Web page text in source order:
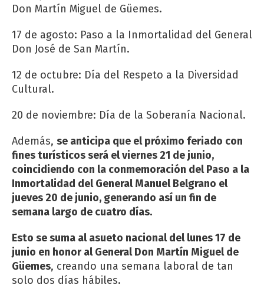
Don Martín Miguel de Güemes.
17 de agosto: Paso a la Inmortalidad del General
Don José de San Martín.
12 de octubre: Día del Respeto a la Diversidad
Cultural.
20 de noviembre: Día de la Soberanía Nacional.
Además, se anticipa que el próximo feriado con
fines turísticos será el viernes 21 de junio,
coincidiendo con la conmemoración del Paso a la
Inmortalidad del General Manuel Belgrano el
jueves 20 de junio, generando así un fin de
semana largo de cuatro días.
Esto se suma al asueto nacional del lunes 17 de
junio en honor al General Don Martín Miguel de
Güemes, creando una semana laboral de tan
solo dos días hábiles.